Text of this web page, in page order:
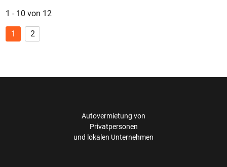
1 - 10 von 12
1 2
Autovermietung von
Privatpersonen
und lokalen Unternehmen